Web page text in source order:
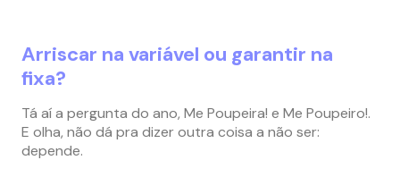
Arriscar na variável ou garantir na
fixa?
Tá aí a pergunta do ano, Me Poupeira! e Me Poupeiro!.
E olha, não dá pra dizer outra coisa a não ser:
depende.